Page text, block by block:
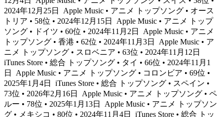
2024年12月25日
Apple Music • アニメ トップソング • オース
トリア • 58位 • 2024年12月15日
Apple Music • アニメ トップ
ソング • ドイツ • 60位 • 2024年11月2日
Apple Music • アニメ
トップソング • 香港 • 62位 • 2024年11月3日
Apple Music • ア
ニメ トップソング • スロベニア • 63位 • 2024年11月12日
iTunes Store • 総合 トップソング • タイ • 66位 • 2024年11月1
日
Apple Music • アニメ トップソング • コロンビア • 69位 •
2025年1月4日
iTunes Store • 総合 トップソング • スペイン •
73位 • 2026年2月16日
Apple Music • アニメ トップソング • ペ
ルー • 78位 • 2025年1月13日
Apple Music • アニメ トップソン
グ • メキシコ • 80位 • 2024年11月4日
iTunes Store • 総合 トッ